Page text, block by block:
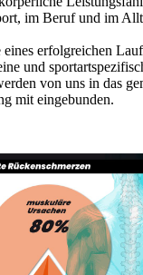
im Beruf und im
erfolgreichen
und
von uns in das
mit eingebunden.